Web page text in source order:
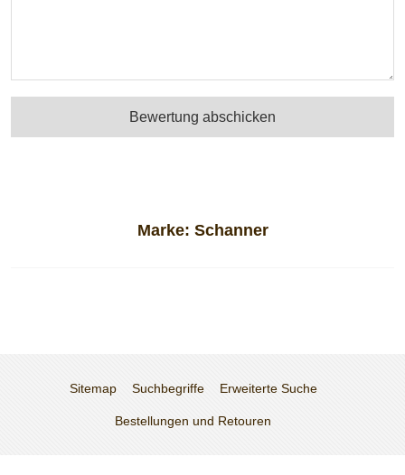
Marke: Schanner
Bewertung abschicken
Sitemap Suchbegriffe Erweiterte Suche
Bestellungen und Retouren